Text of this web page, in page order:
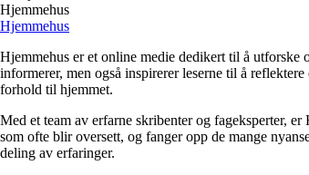
Hjemmehus
Hjemmehus
Hjemmehus er et online medie dedikert til å utforske
informerer, men også inspirerer leserne til å
forhold til hjemmet.
Med et team av erfarne skribenter og fageksperter,
som ofte blir oversett, og fanger opp de mange
deling av erfaringer.